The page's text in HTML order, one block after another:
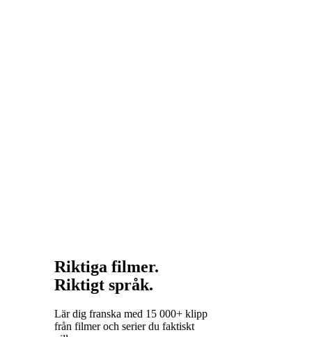
Riktiga filmer.
Riktigt språk.
Lär dig franska med 15 000+ klipp
från filmer och serier du faktiskt